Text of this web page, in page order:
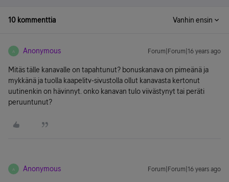
10 kommenttia Vanhin ensin
A Anonymous Forum|Forum|16 years ago
Mitäs tälle kanavalle on tapahtunut? bonuskanava on pimeänä ja
mykkänä ja tuolla kaapelitv-sivustolla ollut kanavasta kertonut
uutinenkin on hävinnyt. onko kanavan tulo viivästynyt tai peräti
peruuntunut?
A Anonymous Forum|Forum|16 years ago